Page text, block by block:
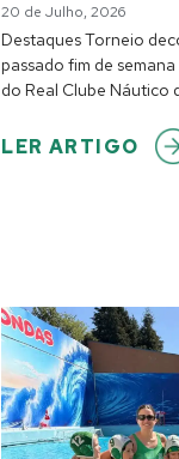
20 de Julho, 2026
Destaques Torneio
passado fim de
do Real Clube Náutico
LER ARTIGO